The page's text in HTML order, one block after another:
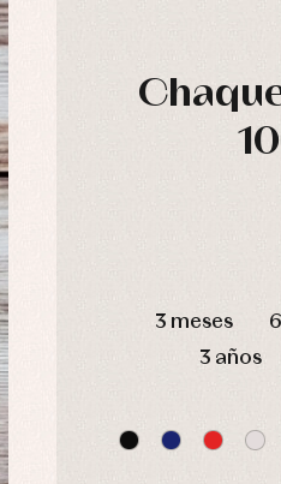
3 meses
3 años
Arras y fiesta
Camisas
Chaquetas y jerseys
Conjuntos
Pantalones
Peleles y ranitas